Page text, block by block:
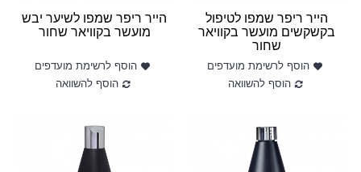
הייר ריפר שמפו לטיפול
בקשקשים מועשר בקוויאר
שחור
הוסף לרשימת מועדפים
הוסף להשוואה
הייר ריפר שמפו לשיער יבש
מועשר בקוויאר שחור
הוסף לרשימת מועדפים
הוסף להשוואה